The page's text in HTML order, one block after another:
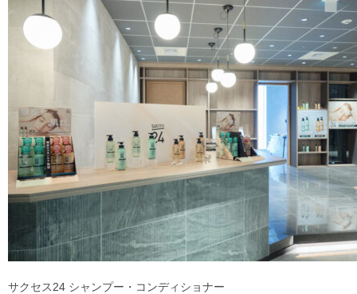
サクセス24 シャンプー・コンディショナー